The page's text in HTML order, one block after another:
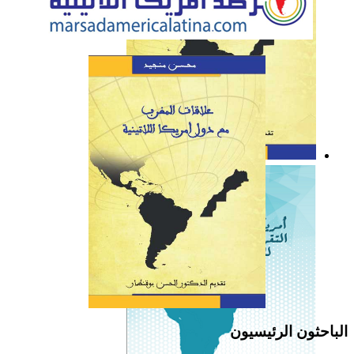
كتاب: علاقات المغرب مع
دول أمريكا اللاتينية
الباحثون الرئيسيون